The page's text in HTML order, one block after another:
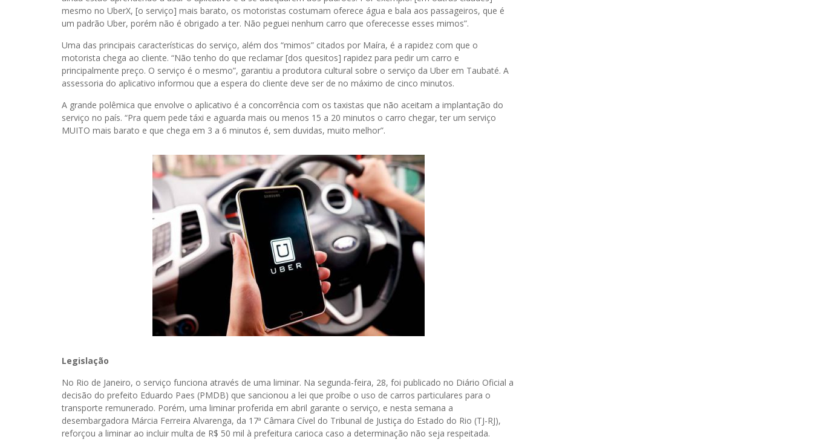
mesmo no UberX, [o serviço] mais barato, os motoristas costumam oferece água e bala aos passageiros, que é
um padrão Uber, porém não é obrigado a ter. Não peguei nenhum carro que oferecesse esses mimos”.
Uma das principais características do serviço, além dos “mimos” citados por Maíra, é a rapidez com que o
motorista chega ao cliente. “Não tenho do que reclamar [dos quesitos] rapidez para pedir um carro e
principalmente preço. O serviço é o mesmo”, garantiu a produtora cultural sobre o serviço da Uber em Taubaté. A
assessoria do aplicativo informou que a espera do cliente deve ser de no máximo de cinco minutos.
A grande polêmica que envolve o aplicativo é a concorrência com os taxistas que não aceitam a implantação do
serviço no país. “Pra quem pede táxi e aguarda mais ou menos 15 a 20 minutos o carro chegar, ter um serviço
MUITO mais barato e que chega em 3 a 6 minutos é, sem duvidas, muito melhor”.
Legislação
No Rio de Janeiro, o serviço funciona através de uma liminar. Na segunda-feira, 28, foi publicado no Diário Oficial a
decisão do prefeito Eduardo Paes (PMDB) que sancionou a lei que proíbe o uso de carros particulares para o
transporte remunerado. Porém, uma liminar proferida em abril garante o serviço, e nesta semana a
desembargadora Márcia Ferreira Alvarenga, da 17ª Câmara Cível do Tribunal de Justiça do Estado do Rio (TJ-RJ),
reforçou a liminar ao incluir multa de R$ 50 mil à prefeitura carioca caso a determinação não seja respeitada.